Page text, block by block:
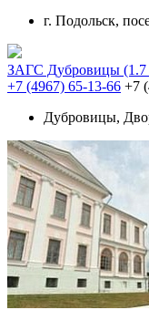
г. Подольск,
ЗАГС Дубровицы
+7 (4967) 65-13-66 +7
Дубровицы,